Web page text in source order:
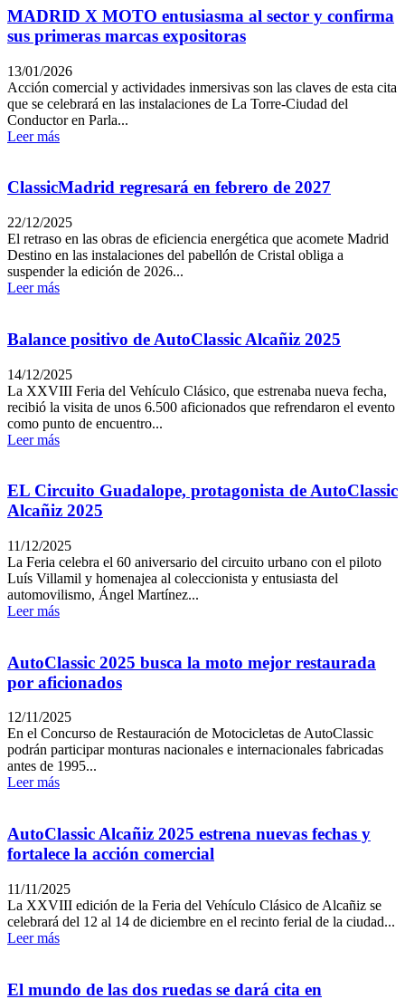
MADRID X MOTO entusiasma al sector y confirma
sus primeras marcas expositoras
13/01/2026
Acción comercial y actividades inmersivas son las claves de esta cita
que se celebrará en las instalaciones de La Torre-Ciudad del
Conductor en Parla...
Leer más
ClassicMadrid regresará en febrero de 2027
22/12/2025
El retraso en las obras de eficiencia energética que acomete Madrid
Destino en las instalaciones del pabellón de Cristal obliga a
suspender la edición de 2026...
Leer más
Balance positivo de AutoClassic Alcañiz 2025
14/12/2025
La XXVIII Feria del Vehículo Clásico, que estrenaba nueva fecha,
recibió la visita de unos 6.500 aficionados que refrendaron el evento
como punto de encuentro...
Leer más
EL Circuito Guadalope, protagonista de AutoClassic
Alcañiz 2025
11/12/2025
La Feria celebra el 60 aniversario del circuito urbano con el piloto
Luís Villamil y homenajea al coleccionista y entusiasta del
automovilismo, Ángel Martínez...
Leer más
AutoClassic 2025 busca la moto mejor restaurada
por aficionados
12/11/2025
En el Concurso de Restauración de Motocicletas de AutoClassic
podrán participar monturas nacionales e internacionales fabricadas
antes de 1995...
Leer más
AutoClassic Alcañiz 2025 estrena nuevas fechas y
fortalece la acción comercial
11/11/2025
La XXVIII edición de la Feria del Vehículo Clásico de Alcañiz se
celebrará del 12 al 14 de diciembre en el recinto ferial de la ciudad...
Leer más
El mundo de las dos ruedas se dará cita en